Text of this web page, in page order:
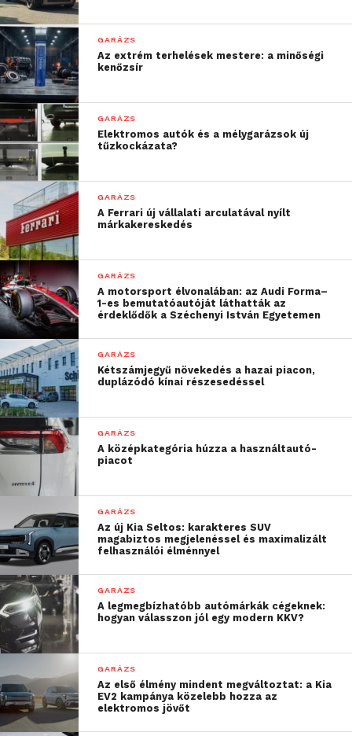
A terméket kimondottan szép, teljesen letisztult
fekete dobozban helyezték el, de a dobozt kinyitva
is ugyanez az elegancia fogad. A doboz a következő
kiegészítőket tartalmazza a kamera mellett:
GPS tartó 3M matricával
2× 3M cserematrica
Szivargyújtóba csatlakozó töltő
Mini USB PC kábel
Mini USB tápkábel (3m)
Kézikönyv és biztonsági utasítások
Textilzsák a kamera szállításához
Mikroszálas törlőkendő
A LAMAX T6 fedélzeti kamerát nagyon egyszerű
összeszerelni és a későbbiekben is egyszerűen
kezelhető a mágneses tartójának köszönhetően.
Elég csak egyszer csatlakoztatni az üveghez, utána a
kamera. A felrögzítés után nincs szükség állandó
állítgatásra, azonnal indulhatunk, nem kell
foglalkozni a jobb szög beállításával vagy a
kábelekkel.
GARÁZS
Az extrém terhelések mestere: a minőségi
kenőzsír
GARÁZS
Elektromos autók és a mélygarázsok új
tűzkockázata?
GARÁZS
A Ferrari új vállalati arculatával nyílt
márkakereskedés
GARÁZS
A motorsport élvonalában: az Audi Forma–
1-es bemutatóautóját láthatták az
érdeklődők a Széchenyi István Egyetemen
GARÁZS
Kétszámjegyű növekedés a hazai piacon,
duplázódó kínai részesedéssel
GARÁZS
A középkategória húzza a használtautó-
piacot
GARÁZS
Az új Kia Seltos: karakteres SUV
magabiztos megjelenéssel és maximalizált
felhasználói élménnyel
GARÁZS
A legmegbízhatóbb autómárkák cégeknek:
hogyan válasszon jól egy modern KKV?
GARÁZS
Az első élmény mindent megváltoztat: a Kia
EV2 kampánya közelebb hozza az
elektromos jövőt